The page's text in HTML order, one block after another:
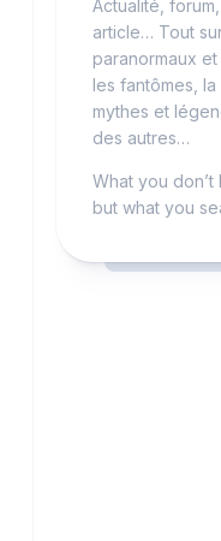
Actualité,
article… Tout
paranormaux
les fantômes,
mythes et
des autres…
What you don’t
but what you